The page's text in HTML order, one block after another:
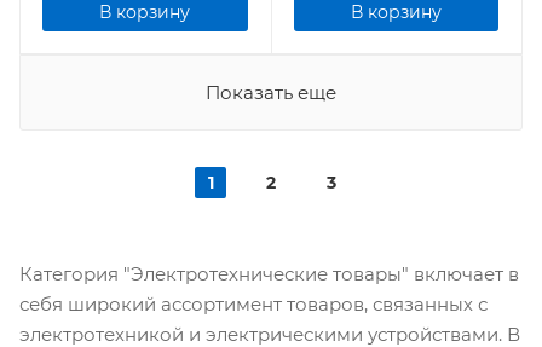
В корзину В корзину
Показать еще
1 2 3
Категория "Электротехнические товары" включает в
себя широкий ассортимент товаров, связанных с
электротехникой и электрическими устройствами. В